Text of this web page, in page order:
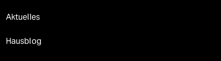
Aktuelles
Hausblog